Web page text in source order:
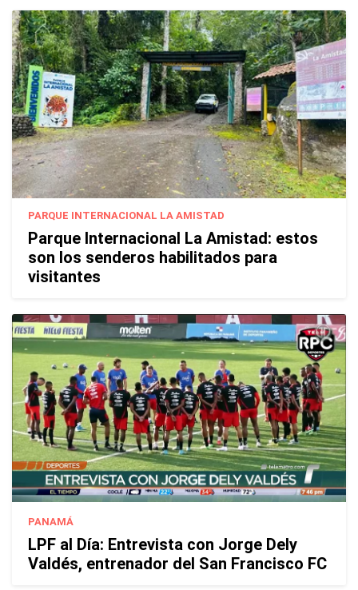
PARQUE INTERNACIONAL LA AMISTAD
Parque Internacional La Amistad: estos
son los senderos habilitados para
visitantes
PANAMÁ
LPF al Día: Entrevista con Jorge Dely
Valdés, entrenador del San Francisco FC